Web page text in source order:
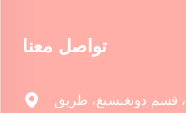
تواصل معنا
الغرفة 106، المبنى 17، رقم 688، قسم دونغتشنغ، طريق